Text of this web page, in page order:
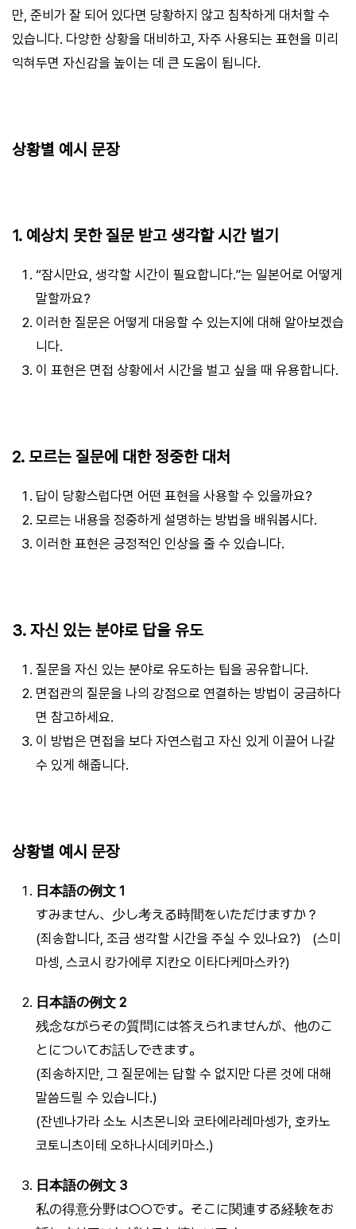
만, 준비가 잘 되어 있다면 당황하지 않고 침착하게 대처할 수
있습니다. 다양한 상황을 대비하고, 자주 사용되는 표현을 미리
익혀두면 자신감을 높이는 데 큰 도움이 됩니다.
상황별 예시 문장
1. 예상치 못한 질문 받고 생각할 시간 벌기
“잠시만요, 생각할 시간이 필요합니다.”는 일본어로 어떻게
말할까요?
이러한 질문은 어떻게 대응할 수 있는지에 대해 알아보겠습
니다.
이 표현은 면접 상황에서 시간을 벌고 싶을 때 유용합니다.
2. 모르는 질문에 대한 정중한 대처
답이 당황스럽다면 어떤 표현을 사용할 수 있을까요?
모르는 내용을 정중하게 설명하는 방법을 배워봅시다.
이러한 표현은 긍정적인 인상을 줄 수 있습니다.
3. 자신 있는 분야로 답을 유도
질문을 자신 있는 분야로 유도하는 팁을 공유합니다.
면접관의 질문을 나의 강점으로 연결하는 방법이 궁금하다
면 참고하세요.
이 방법은 면접을 보다 자연스럽고 자신 있게 이끌어 나갈
수 있게 해줍니다.
상황별 예시 문장
日本語の例文 1
すみません、少し考える時間をいただけますか？
(죄송합니다, 조금 생각할 시간을 주실 수 있나요?) (스미
마셍, 스코시 캉가에루 지칸오 이타다케마스카?)
日本語の例文 2
残念ながらその質問には答えられませんが、他のこ
とについてお話しできます。
(죄송하지만, 그 질문에는 답할 수 없지만 다른 것에 대해
말씀드릴 수 있습니다.)
(잔넨나가라 소노 시츠몬니와 코타에라레마셍가, 호카노
코토니츠이테 오하나시데키마스.)
日本語の例文 3
私の得意分野は○○です。そこに関連する経験をお